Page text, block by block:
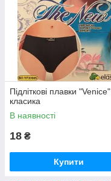
Підліткові плавки "Venice"
класика
В наявності
18 ₴
Купити